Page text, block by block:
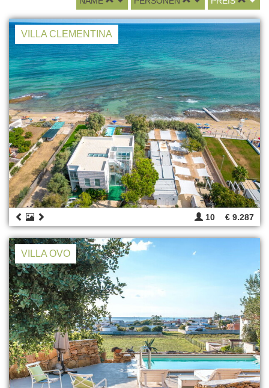
VILLA CLEMENTINA
10 € 9.287
VILLA OVO